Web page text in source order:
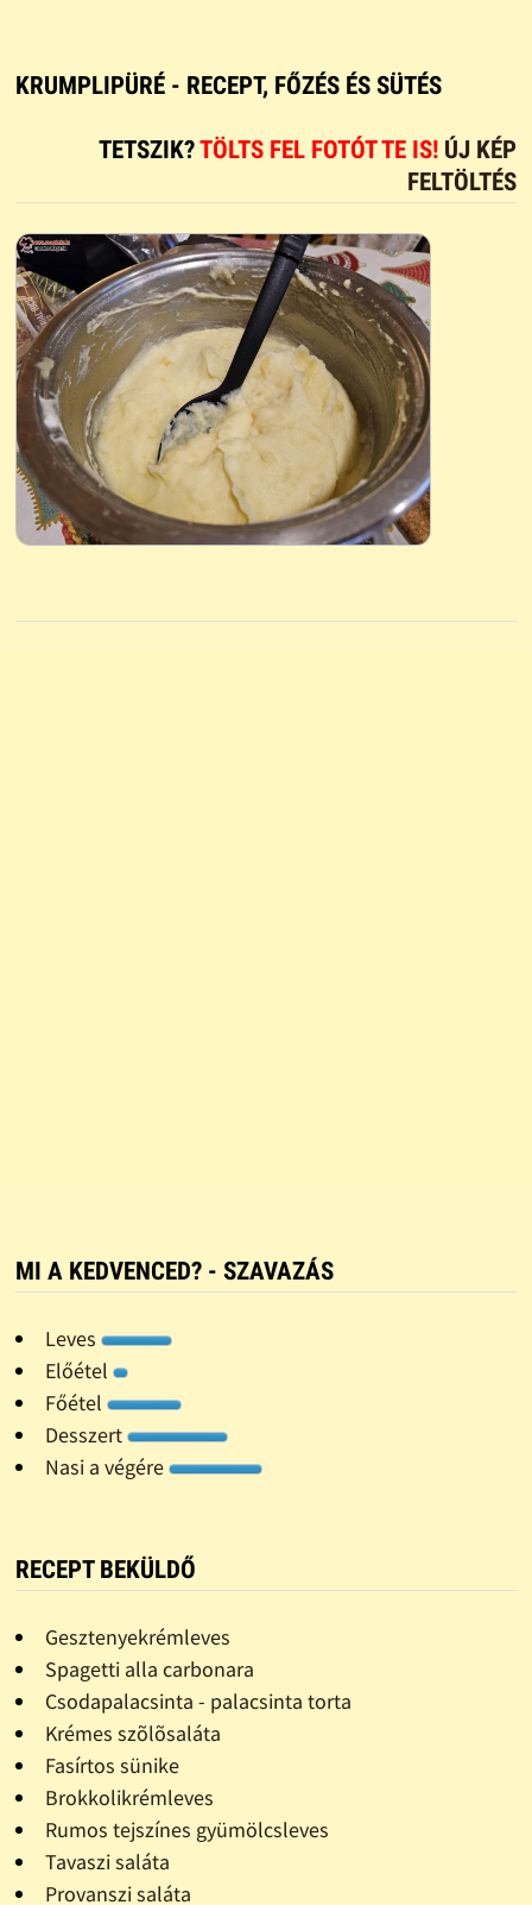
KRUMPLIPÜRÉ - RECEPT, FŐZÉS ÉS SÜTÉS
TETSZIK?TÖLTS FEL FOTÓT TE IS! ÚJ KÉP
FELTÖLTÉS
MI A KEDVENCED? - SZAVAZÁS
Leves
Előétel
Főétel
Desszert
Nasi a végére
RECEPT BEKÜLDŐ
Gesztenyekrémleves
Spagetti alla carbonara
Csodapalacsinta - palacsinta torta
Krémes szõlõsaláta
Fasírtos sünike
Brokkolikrémleves
Rumos tejszínes gyümölcsleves
Tavaszi saláta
Provanszi saláta